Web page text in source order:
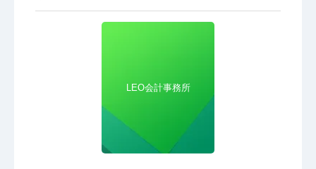
と売上を上げられるか？資金繰りを安定させた
みを抱える中小企業の経営者様に寄り添い、な
んでも相談できるビジネスパートナーとなり得
る会計事務所として、ビジネスのお悩みを解決
するお手伝いをいたします。 どうぞお気軽にお
問合せくださいませ。
LEO会計事務所